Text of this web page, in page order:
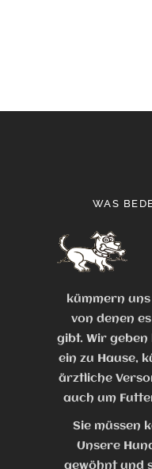
WAS
kümmern
von denen
gibt. Wir
ein zu Hause,
ärztliche
auch um
Sie müssen
Unsere
gewöhnt und